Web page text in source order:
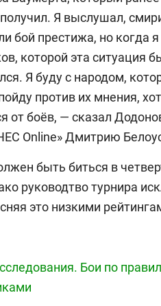
Я выслушал,
бой престижа, но когда
которой эта ситуация
Я буду с народом,
против их мнения,
от боёв, — сказал
Online» Дмитрию
быть биться в
руководтво турнира
это низкими
Бои по